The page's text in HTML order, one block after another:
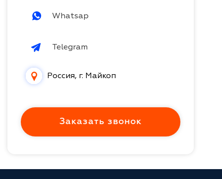
Whatsap
Telegram
Россия, г. Майкоп
Заказать звонок